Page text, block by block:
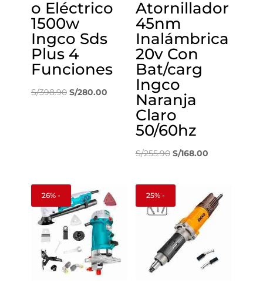
o Eléctrico
1500w
Ingco Sds
Plus 4
Funciones
S/398.90 El
S/280.00El
S/280.00.
Atornillador
45nm
Inalámbrica
20v Con
Bat/carg
Ingco
Naranja
Claro
50/60hz
S/255.90 El
original
S/255.90.
S/168.00El
es:
S/168.00.
26% - 25% -